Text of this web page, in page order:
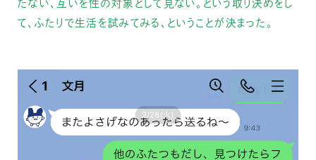
たない、互いを性の対象として見ない。という取り決めをし
て、ふたりで生活を試みてみる、ということが決まった。